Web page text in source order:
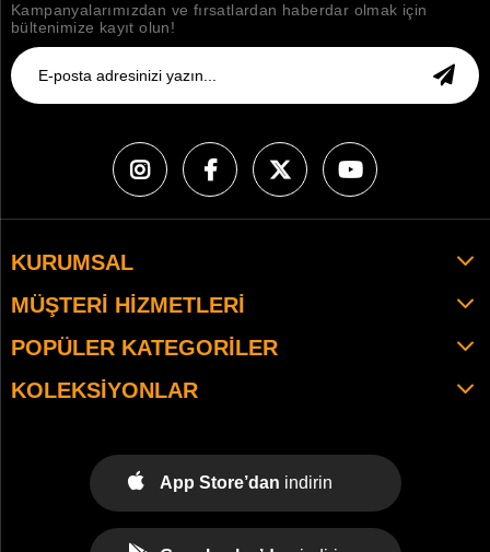
Kampanyalarımızdan ve fırsatlardan haberdar olmak için
bültenimize kayıt olun!
KURUMSAL
MÜŞTERI HIZMETLERI
POPÜLER KATEGORILER
KOLEKSIYONLAR
App Store’dan indirin